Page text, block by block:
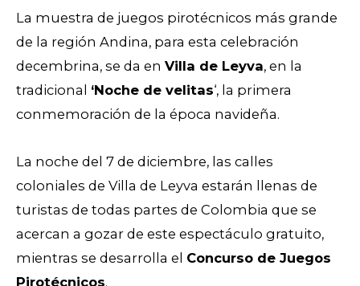
La muestra de juegos pirotécnicos más grande
de la región Andina, para esta celebración
decembrina, se da en Villa de Leyva, en la
tradicional ‘Noche de velitas‘, la primera
conmemoración de la época navideña.
La noche del 7 de diciembre, las calles
coloniales de Villa de Leyva estarán llenas de
turistas de todas partes de Colombia que se
acercan a gozar de este espectáculo gratuito,
mientras se desarrolla el Concurso de Juegos
Pirotécnicos.